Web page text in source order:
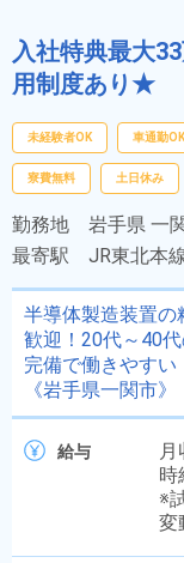
入社特典最大
用制度あり★
未経験者OK 車通勤OK
寮費無料 土日休み
勤務地 岩手県 一
最寄駅 JR東北本
半導体製造装置の
歓迎！20代～40
完備で働きやすい
《岩手県一関市》
給与
時
※
変